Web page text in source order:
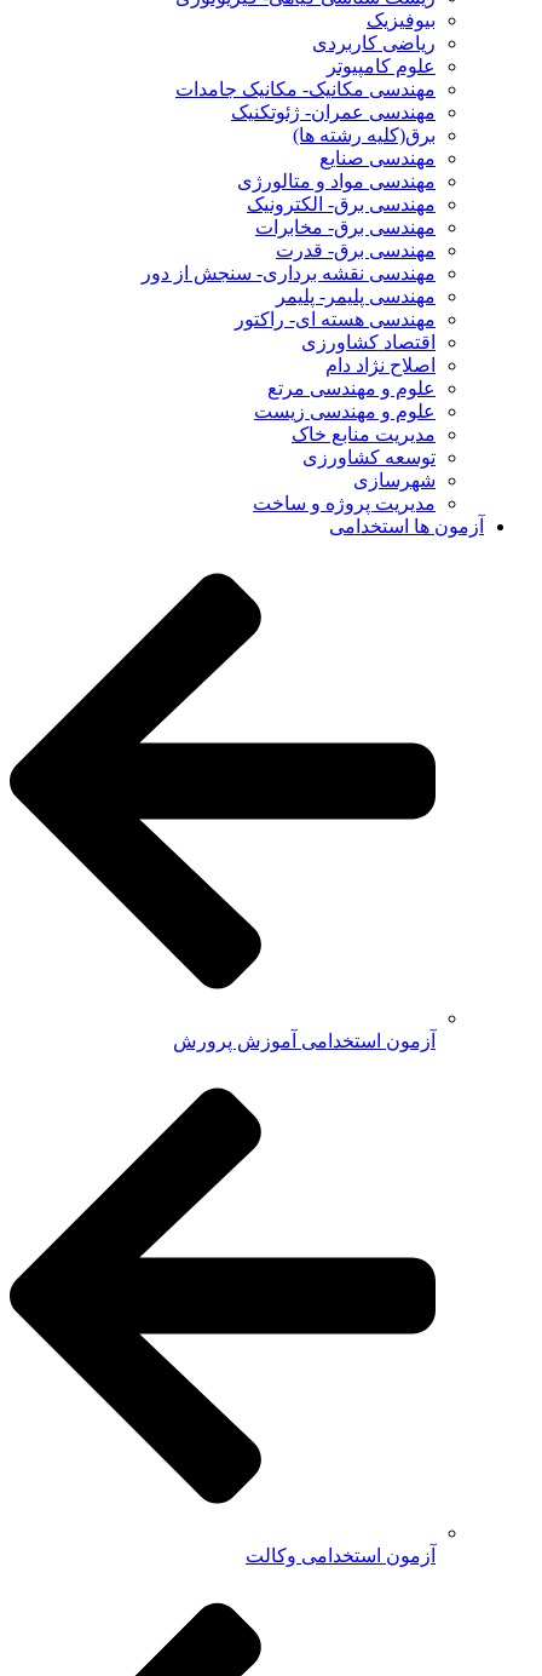
بیوفیزیک
ریاضی کاربردی
علوم کامپیوتر
مهندسی مکانیک- مکانیک جامدات
مهندسی عمران- ژئوتکنیک
برق(کلیه رشته ها)
مهندسی صنایع
مهندسی مواد و متالورژی
مهندسی برق- الکترونیک
مهندسی برق- مخابرات
مهندسی برق- قدرت
مهندسی نقشه برداری- سنجش از دور
مهندسی پلیمر- پلیمر
مهندسی هسته ای- راکتور
اقتصاد کشاورزی
اصلاح نژاد دام
علوم و مهندسی مرتع
علوم و مهندسی زیست
مدیریت منابع خاک
توسعه کشاورزی
شهرسازی
مدیریت پروژه و ساخت
آزمون ها استخدامی
آزمون استخدامی آموزش پرورش
آزمون استخدامی وکالت